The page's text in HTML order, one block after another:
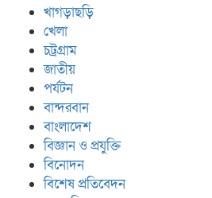
খাগড়াছড়ি
খেলা
চট্রগ্রাম
জাতীয়
পর্যটন
বান্দরবান
বাংলাদেশ
বিজ্ঞান ও প্রযুক্তি
বিনোদন
বিশেষ প্রতিবেদন